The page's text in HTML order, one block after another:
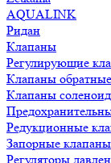
AQUALINK
Ридан
Клапаны
Регулирующие
Клапаны обратные
Клапаны
Редукционные
Запорные клапаны
Регуляторы